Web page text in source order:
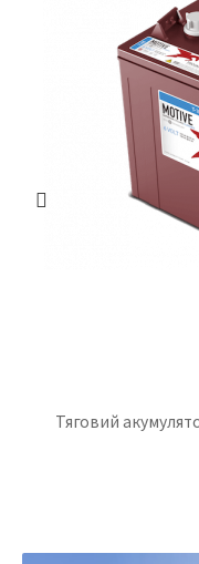
Тяговий